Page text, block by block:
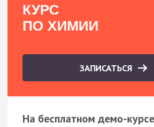
КУРС
ПО ХИМИИ
ЗАПИСАТЬСЯ
На бесплатном демо-